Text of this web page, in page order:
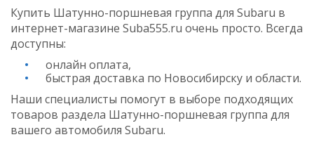
Купить Шатунно-поршневая группа для Subaru в
интернет-магазине Suba555.ru очень просто. Всегда
доступны:
онлайн оплата,
быстрая доставка по Новосибирску и области.
Наши специалисты помогут в выборе подходящих
товаров раздела Шатунно-поршневая группа для
вашего автомобиля Subaru.